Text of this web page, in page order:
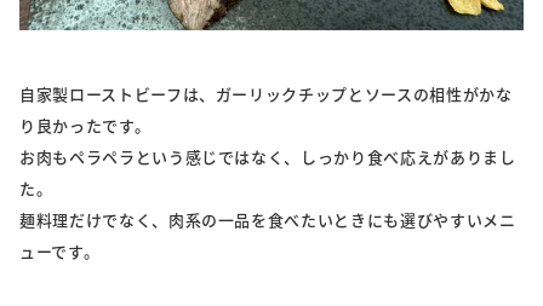
自家製ローストビーフは、ガーリックチップとソースの相性がかな
り良かったです。
お肉もペラペラという感じではなく、しっかり食べ応えがありまし
た。
麺料理だけでなく、肉系の一品を食べたいときにも選びやすいメニ
ューです。